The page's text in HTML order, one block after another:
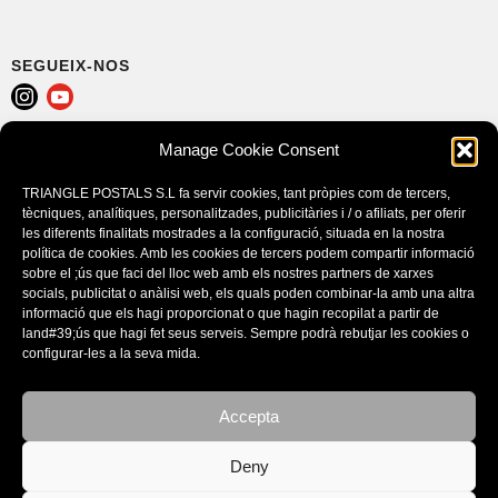
Manage Cookie Consent
TRIANGLE POSTALS S.L fa servir cookies, tant pròpies com de tercers,
tècniques, analítiques, personalitzades, publicitàries i / o afiliats, per oferir
les diferents finalitats mostrades a la configuració, situada en la nostra
política de cookies. Amb les cookies de tercers podem compartir informació
sobre el ;ús que faci del lloc web amb els nostres partners de xarxes
socials, publicitat o anàlisi web, els quals poden combinar-la amb una altra
informació que els hagi proporcionat o que hagin recopilat a partir de
land#39;ús que hagi fet seus serveis. Sempre podrà rebutjar les cookies o
configurar-les a la seva mida.
Accepta
Deny
SEGUEIX-NOS
POLÍTICA DE COOKIES (EU)
CONDICIONS DE COMPRA